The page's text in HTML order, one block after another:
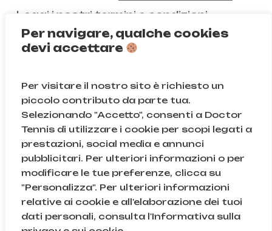
Per navigare, qualche cookies
devi accettare
Per visitare il nostro sito è richiesto un
piccolo contributo da parte tua.
Selezionando "Accetto", consenti a Doctor
Tennis di utilizzare i cookie per scopi legati a
prestazioni, social media e annunci
pubblicitari. Per ulteriori informazioni o per
modificare le tue preferenze, clicca su
"Personalizza". Per ulteriori informazioni
relative ai cookie e all'elaborazione dei tuoi
dati personali, consulta l'Informativa sulla
Subtotale:
Leggi i nostri termini e condizioni
Instagram Facebook
TikTok
© Doctor Tennis | B&D S.r.l.s. | P.iva 08709820966 |
Sede Legale: Via Gallarate 131, 20151, Milano (MI) | Cod.
Fisc. e n.iscr. al Reg. Imprese di Milano: 08709820966
| REA: MI – 2043895